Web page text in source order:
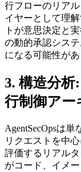
行フローのリア
イヤーとして理
トが意思決定と
の動的承認シス
になる可能性があ
3. 構造分析
行制御アー
AgentSecOpsは
リクエストを中
評価するリアル
がコード、イメ